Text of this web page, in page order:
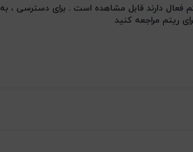
فعال دارند قابل مشاهده است . برای دسترسی ، به
ریتم مراجعه کنید